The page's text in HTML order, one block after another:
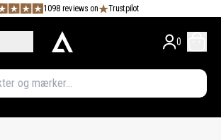
1098 reviews on Trustpilot
0